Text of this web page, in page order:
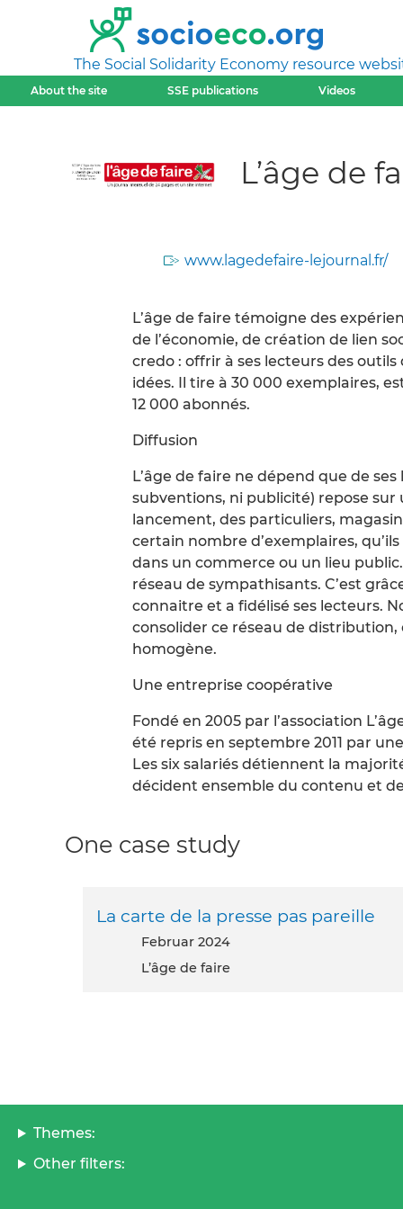
The Social Solidarity Economy resource
About the site SSE publications Videos
L’âge de
www.lagedefaire-lejournal.fr/
L’âge de faire témoigne des
de l’économie, de création de lien
credo : offrir à ses lecteurs des
idées. Il tire à 30 000 exemplaires,
12 000 abonnés.
Diffusion
L’âge de faire ne dépend que de
subventions, ni publicité) repose
lancement, des particuliers,
certain nombre d’exemplaires,
dans un commerce ou un lieu
réseau de sympathisants. C’est
connaitre et a fidélisé ses lecteurs.
consolider ce réseau de
homogène.
Une entreprise coopérative
Fondé en 2005 par l’association
été repris en septembre 2011 par
Les six salariés détiennent la
décident ensemble du contenu et
One case study
La carte de la presse pas pareille
Februar 2024
L’âge de faire
Themes:
Other filters: